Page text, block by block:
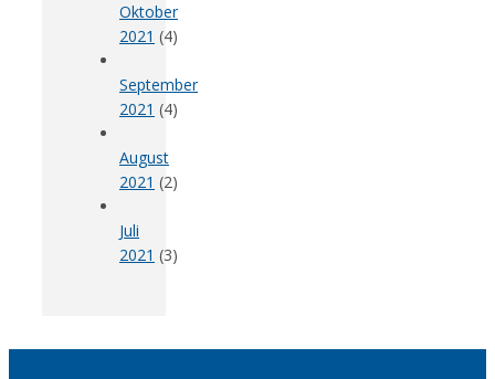
Oktober
2021 (4)
September
2021 (4)
August
2021 (2)
Juli
2021 (3)